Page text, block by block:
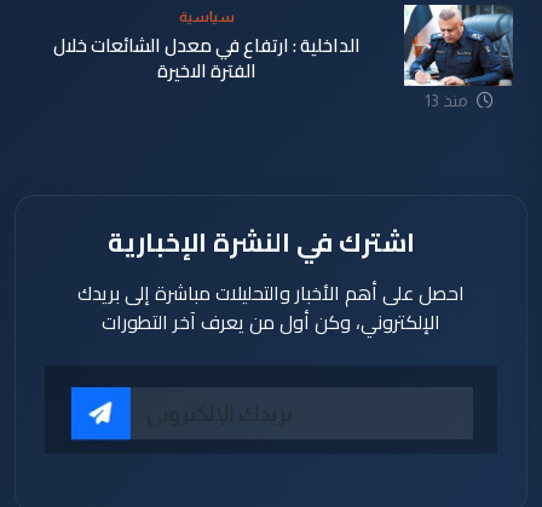
منذ 13
سياسية
الداخلية : ارتفاع في معدل الشائعات خلال
الفترة الاخيرة
اشترك في النشرة الإخبارية
احصل على أهم الأخبار والتحليلات مباشرة إلى بريدك
الإلكتروني، وكن أول من يعرف آخر التطورات